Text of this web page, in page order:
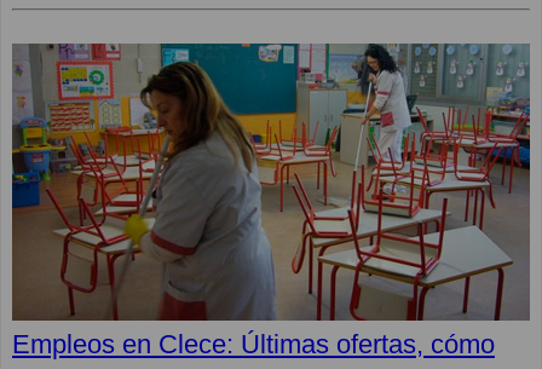
Empleos en Clece: Últimas ofertas, cómo